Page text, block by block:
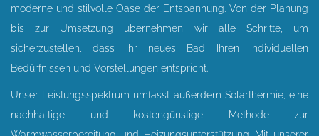
moderne und stilvolle Oase der Entspannung. Von der Planung
bis zur Umsetzung übernehmen wir alle Schritte, um
sicherzustellen, dass Ihr neues Bad Ihren individuellen
Bedürfnissen und Vorstellungen entspricht.
Unser Leistungsspektrum umfasst außerdem Solarthermie, eine
nachhaltige und kostengünstige Methode zur